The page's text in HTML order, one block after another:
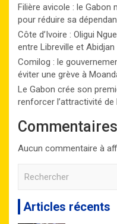
Filière avicole : le
pour réduire sa
Côte d’Ivoire : Oligui
entre Libreville et Abidjan
Comilog : le
éviter une grève à
Le Gabon crée son
renforcer l’attractivité
Aucun commentaire à
Articles récents